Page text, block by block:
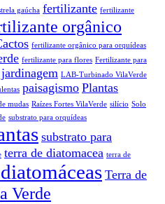
gaúcha fertilizante fertilizante
orgânico
fertilizante orgânico para orquídeas
fertilizante para flores Fertilizante para
jardinagem LAB-Turbinado VilaVerde
paisagismo Plantas
mudas Raízes Fortes VilaVerde silício Solo
substrato para orquídeas
substrato para
terra de diatomacea terra de
Terra de
Verde